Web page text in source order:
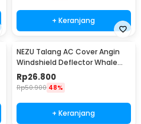
+ Keranjang
NEZU Talang AC Cover Angin
Windshield Deflector Whale
Pattern - N9S
Rp26.800
Rp50.900 48%
+ Keranjang